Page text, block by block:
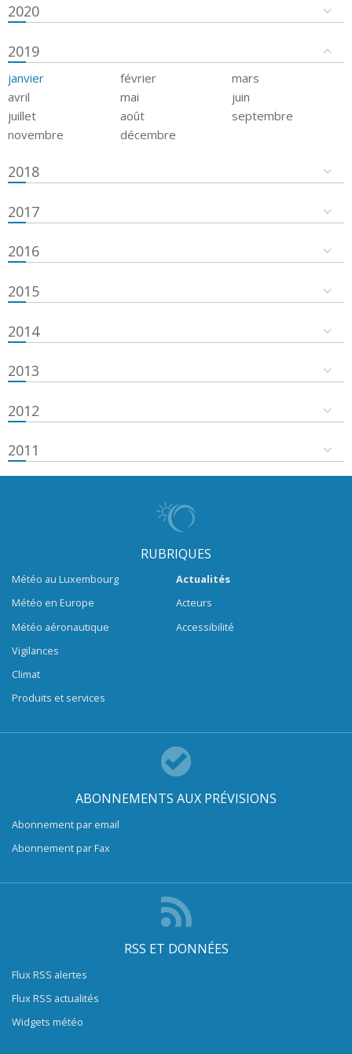
2020
2019
janvier février
mars
avril
mai
juin
juillet
août
septembre
novembre
décembre
2018
2017
2016
2015
2014
2013
2012
2011
RUBRIQUES
Météo au Luxembourg
Météo en Europe
Météo aéronautique
Vigilances
Climat
Produits et services
Actualités
Acteurs
Accessibilité
ABONNEMENTS AUX PRÉVISIONS
Abonnement par email
Abonnement par Fax
RSS ET DONNÉES
Flux RSS alertes
Flux RSS actualités
Widgets météo